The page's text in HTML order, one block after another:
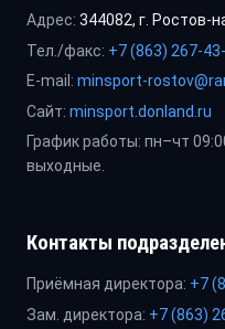
Адрес: 344082, г. Ростов-
Тел./факс: +7 (863) 267-
E-mail: minsport-
Сайт: minsport.donland.ru
График работы: пн–чт
выходные.
Контакты
Приёмная директора: +7
Зам. директора: +7 (863)